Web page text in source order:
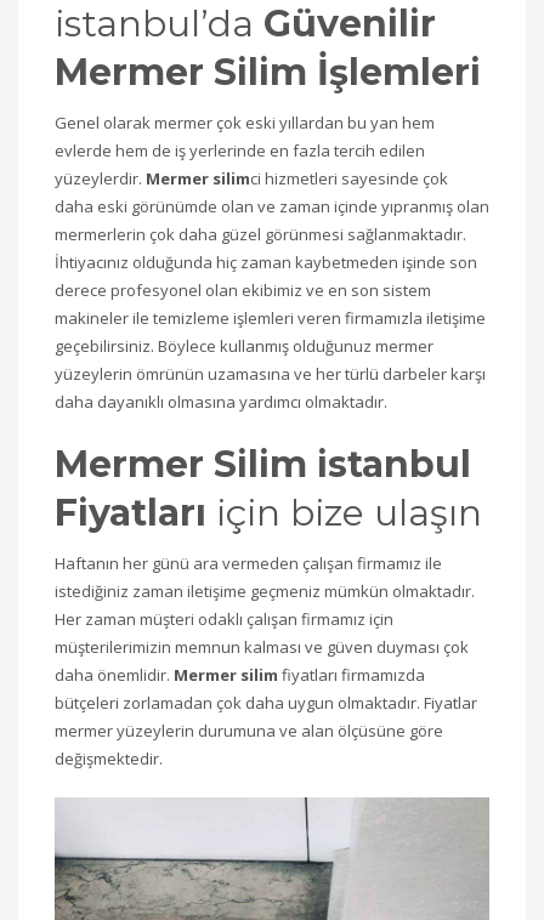
istanbul’da Güvenilir
Mermer Silim İşlemleri
Genel olarak mermer çok eski yıllardan bu yan hem
evlerde hem de iş yerlerinde en fazla tercih edilen
yüzeylerdir. Mermer silimci hizmetleri sayesinde çok
daha eski görünümde olan ve zaman içinde yıpranmış olan
mermerlerin çok daha güzel görünmesi sağlanmaktadır.
İhtiyacınız olduğunda hiç zaman kaybetmeden işinde son
derece profesyonel olan ekibimiz ve en son sistem
makineler ile temizleme işlemleri veren firmamızla iletişime
geçebilirsiniz. Böylece kullanmış olduğunuz mermer
yüzeylerin ömrünün uzamasına ve her türlü darbeler karşı
daha dayanıklı olmasına yardımcı olmaktadır.
Mermer Silim istanbul
Fiyatları için bize ulaşın
Haftanın her günü ara vermeden çalışan firmamız ile
istediğiniz zaman iletişime geçmeniz mümkün olmaktadır.
Her zaman müşteri odaklı çalışan firmamız için
müşterilerimizin memnun kalması ve güven duyması çok
daha önemlidir. Mermer silim fiyatları firmamızda
bütçeleri zorlamadan çok daha uygun olmaktadır. Fiyatlar
mermer yüzeylerin durumuna ve alan ölçüsüne göre
değişmektedir.